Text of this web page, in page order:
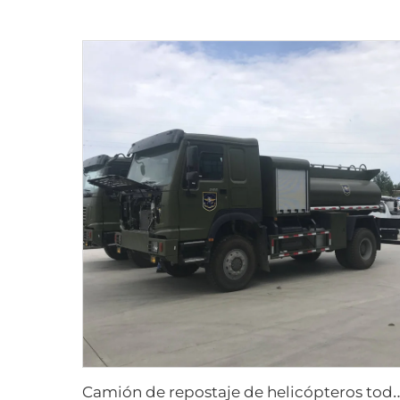
amión de repostaje de helicópteros